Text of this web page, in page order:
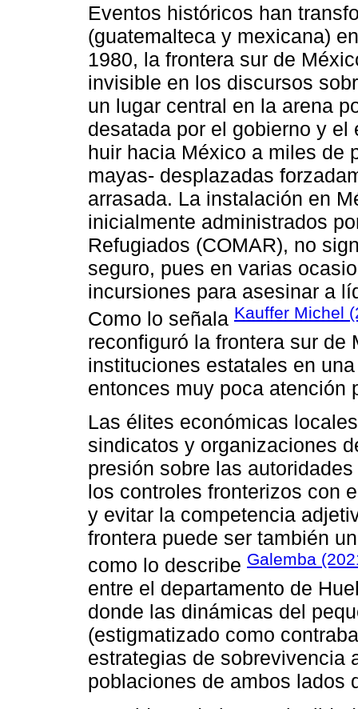
Eventos históricos han
(guatemalteca y mexicana)
1980, la frontera sur de
invisible en los discursos
un lugar central en la arena
desatada por el gobierno y
huir hacia México a miles de
mayas- desplazadas
arrasada. La instalación en
inicialmente administrados
Refugiados (COMAR), no
seguro, pues en varias
incursiones para asesinar a
Como lo señala Kauffer Michel
reconfiguró la frontera sur de
instituciones estatales en
entonces muy poca atención
Las élites económicas
sindicatos y organizaciones
presión sobre las
los controles fronterizos con
y evitar la competencia
frontera puede ser también
como lo describe Galemba
entre el departamento de
donde las dinámicas del
(estigmatizado como
estrategias de sobrevivencia
poblaciones de ambos lados